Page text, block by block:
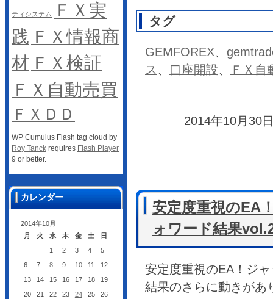
タグ
GEMFOREX、
ス 、 口座開設、 ＦＸ自
2014年10月30
安定度重視のEA
ォワード結果
安定度重視のEA！ジ
結果のさらに動きがあ
ティシステム
ＦＸ実
践 ＦＸ情報商
材 ＦＸ検証
ＦＸ自動売買
ＦＸＤＤ
WP Cumulus Flash tag cloud by
Roy Tanck requires Flash Player
9 or better.
カレンダー
2014年10月
月
火 水 木 金 土 日
1 2 3 4
5
6
7 8 9 10 11
12
13
14 15 16 17 18
19
20
21 22 23 24 25
26